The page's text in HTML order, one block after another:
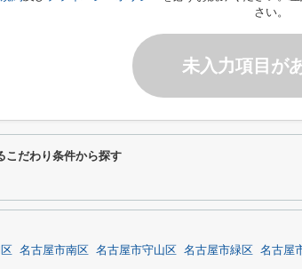
さい。
未入力項目が
こだわり条件から探す
名古屋市南区 名古屋市守山区 名古屋市緑区 名古屋